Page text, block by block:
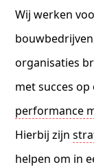
Wij werken
organisaties
met succes
performance
Hierbij zijn
helpen om in